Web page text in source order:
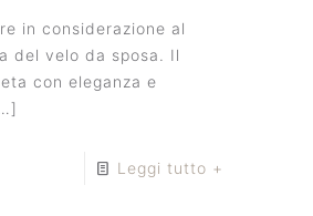
in considerazione al
del velo da sposa. Il
con eleganza e
Leggi tutto +